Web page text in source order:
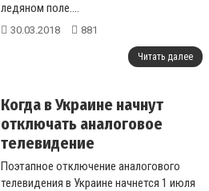
ледяном поле....
30.03.2018 881
Читать далее
Когда в Украине начнут
отключать аналоговое
телевидение
Поэтапное отключение аналогового
телевидения в Украине начнется 1 июля